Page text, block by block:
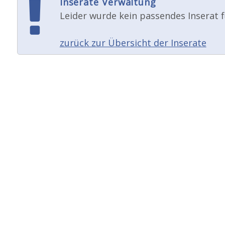
Leider wurde kein passendes Inserat
zurück zur Übersicht der Inserate